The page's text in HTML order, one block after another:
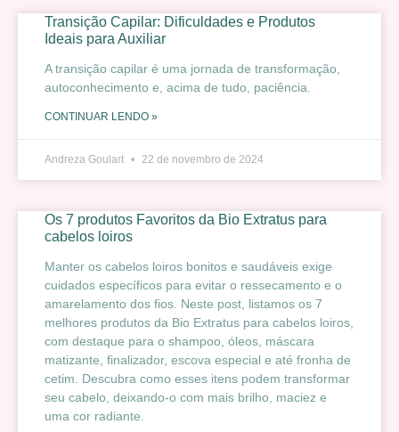
Transição Capilar: Dificuldades e Produtos
Ideais para Auxiliar
A transição capilar é uma jornada de transformação,
autoconhecimento e, acima de tudo, paciência.
CONTINUAR LENDO »
Andreza Goulart 22 de novembro de 2024
Os 7 produtos Favoritos da Bio Extratus para
cabelos loiros
Manter os cabelos loiros bonitos e saudáveis exige
cuidados específicos para evitar o ressecamento e o
amarelamento dos fios. Neste post, listamos os 7
melhores produtos da Bio Extratus para cabelos loiros,
com destaque para o shampoo, óleos, máscara
matizante, finalizador, escova especial e até fronha de
cetim. Descubra como esses itens podem transformar
seu cabelo, deixando-o com mais brilho, maciez e
uma cor radiante.